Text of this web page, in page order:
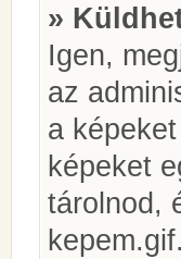
»
Igen,
az
a
képeket
tárolnod,